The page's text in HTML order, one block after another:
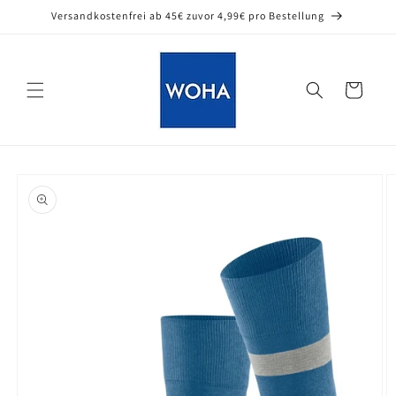
Versandkostenfrei ab 45€ zuvor 4,99€ pro Bestellung
Warenkorb